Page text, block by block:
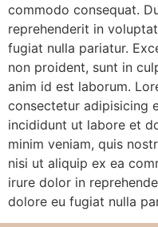
commodo consequat.
reprehenderit in
fugiat nulla pariatur.
non proident, sunt in
anim id est laborum.
consectetur adipisicing
incididunt ut labore et
minim veniam, quis
nisi ut aliquip ex ea
irure dolor in
dolore eu fugiat nulla